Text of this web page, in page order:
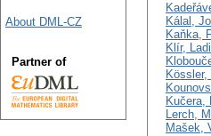
Kálal,
Kaňka,
Klír,
Kössler,
Kučera,
Lerch,
Mašek,
About DML-CZ
Partner of